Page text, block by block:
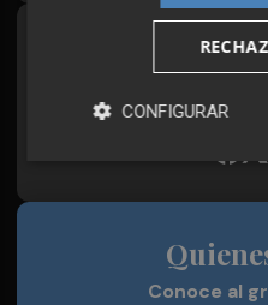
Conoce al
CONFIGURAR